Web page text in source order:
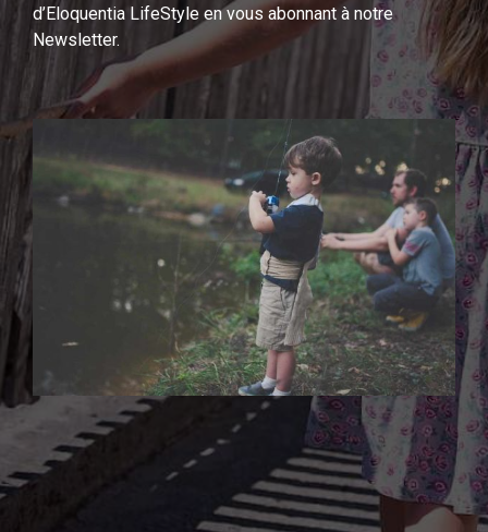
d’Eloquentia LifeStyle en vous abonnant à notre
Newsletter.